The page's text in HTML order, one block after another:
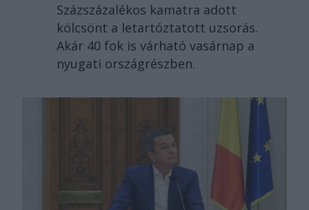
Százszázalékos kamatra adott
kölcsönt a letartóztatott uzsorás.
Akár 40 fok is várható vasárnap a
nyugati országrészben.